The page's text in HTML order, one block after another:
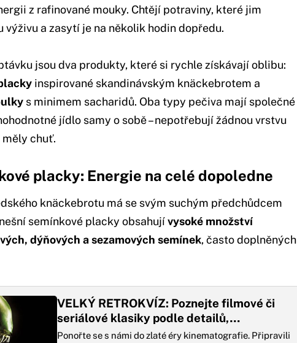
z rafinované mouky. Chtějí potraviny, které jim
výživu a zasytí je na několik hodin dopředu.
jsou dva produkty, které si rychle získávají oblibu:
inspirované skandinávským knäckebrotem a
s minimem sacharidů. Oba typy pečiva mají společné
jídlo samy o sobě – nepotřebují žádnou vrstvu
měly chuť.
placky: Energie na celé dopoledne
knäckebrotu má se svým suchým předchůdcem
semínkové placky obsahujívysoké množství
dýňových a sezamových semínek, často doplněných
VELKÝ RETROKVÍZ: Poznejte filmové či
seriálové klasiky podle detailů,…
Ponořte se s námi do zlaté éry kinematografie. Připravili